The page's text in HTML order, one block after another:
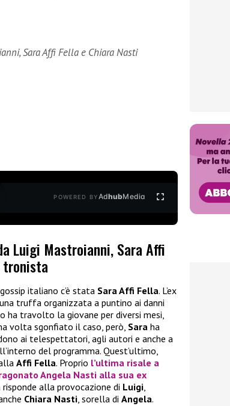
Sara Affi Fella e Chiara Nasti
POWERED BYAdhubMedia
Luigi Mastroianni, Sara Affi
tronista
italiano c’è stata Sara Affi Fella. L’ex
truffa organizzata a puntino ai danni
ha travolto la giovane per diversi mesi,
volta sgonfiato il caso, però, Sara ha
ai telespettatori, agli autori e anche a
del programma. Quest’ultimo,
Affi Fella. Proprio l’ultima risale a
Angela Nasti alla sua ex
risponde alla provocazione di Luigi,
Chiara Nasti, sorella di Angela.